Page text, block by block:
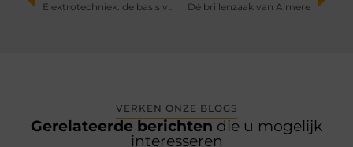
Elektrotechniek: de basis van moderne technologie Dé brillenzaak van Almere
VERKEN ONZE BLOGS
Gerelateerde berichten die u mogelijk
interesseren